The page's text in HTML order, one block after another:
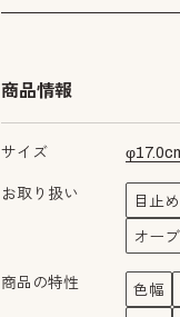
商品情報
サイズ φ17.0
お取り扱い 目止
オー
商品の特性 色幅